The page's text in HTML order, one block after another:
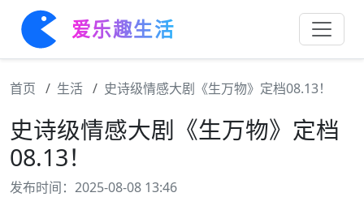
爱乐趣生活
首页 生活 史诗级情感大剧《生万物》定档08.13！
史诗级情感大剧《生万物》定档
08.13！
发布时间：2025-08-08 13:46